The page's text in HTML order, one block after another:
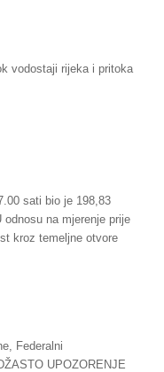
vodostaji rijeka i pritoka
sati bio je 198,83
na mjerenje prije
kroz temeljne otvore
Federalni
UPOZORENJE